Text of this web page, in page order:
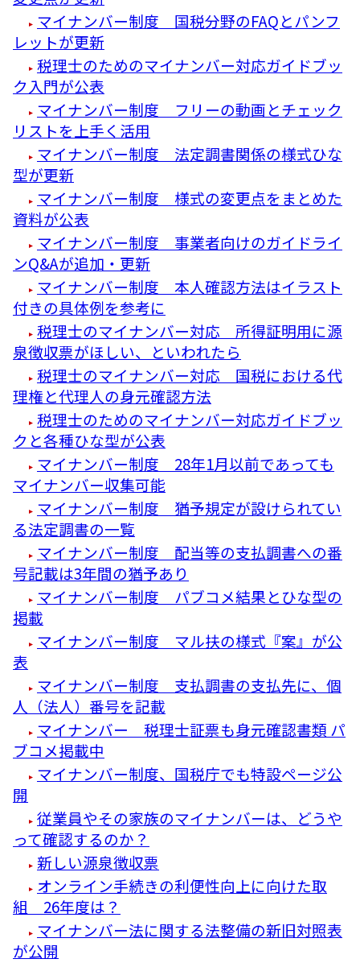
マイナンバー制度 国税分野のFAQとパンフ
レットが更新
税理士のためのマイナンバー対応ガイドブッ
ク入門が公表
マイナンバー制度 フリーの動画とチェック
リストを上手く活用
マイナンバー制度 法定調書関係の様式ひな
型が更新
マイナンバー制度 様式の変更点をまとめた
資料が公表
マイナンバー制度 事業者向けのガイドライ
ンQ&Aが追加・更新
マイナンバー制度 本人確認方法はイラスト
付きの具体例を参考に
税理士のマイナンバー対応 所得証明用に源
泉徴収票がほしい、といわれたら
税理士のマイナンバー対応 国税における代
理権と代理人の身元確認方法
税理士のためのマイナンバー対応ガイドブッ
クと各種ひな型が公表
マイナンバー制度 28年1月以前であっても
マイナンバー収集可能
マイナンバー制度 猶予規定が設けられてい
る法定調書の一覧
マイナンバー制度 配当等の支払調書への番
号記載は3年間の猶予あり
マイナンバー制度 パブコメ結果とひな型の
掲載
マイナンバー制度 マル扶の様式『案』が公
表
マイナンバー制度 支払調書の支払先に、個
人（法人）番号を記載
マイナンバー 税理士証票も身元確認書類 パ
ブコメ掲載中
マイナンバー制度、国税庁でも特設ページ公
開
従業員やその家族のマイナンバーは、どうや
って確認するのか？
新しい源泉徴収票
オンライン手続きの利便性向上に向けた取
組 26年度は？
マイナンバー法に関する法整備の新旧対照表
が公開